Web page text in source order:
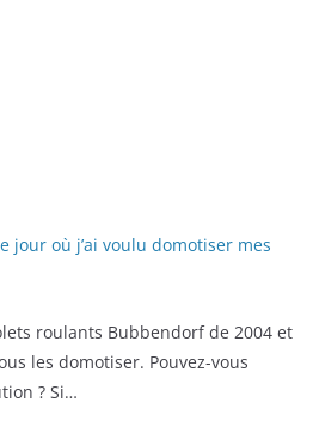
jour où j’ai voulu domotiser mes
roulants Bubbendorf de 2004 et
les domotiser. Pouvez-vous
? Si…